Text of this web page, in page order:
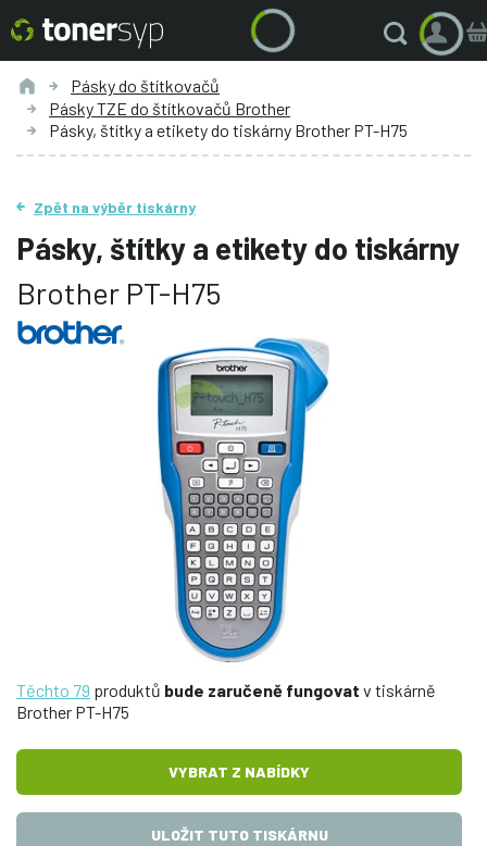
Pásky do štítkovačů
Pásky TZE do štítkovačů Brother
Pásky, štítky a etikety do tiskárny Brother PT-H75
Zpět na výběr tiskárny
Pásky, štítky a etikety do tiskárny
Brother PT-H75
Těchto 79 produktů bude zaručeně fungovat v tiskárně
Brother PT-H75
VYBRAT Z NABÍDKY
ULOŽIT TUTO TISKÁRNU